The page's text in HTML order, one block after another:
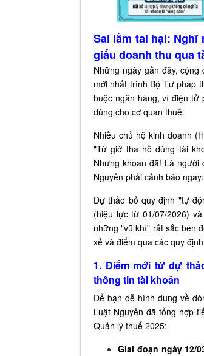
Sai lầm tai hại:
giấu doanh thu qua
Những ngày gần đây,
mới nhất trình Bộ Tư pháp
buộc ngân hàng, ví điện tử
dùng cho cơ quan thuế.
Nhiều chủ hộ kinh doanh
"Từ giờ tha hồ dùng tài
Nhưng khoan đã! Là
Nguyễn phải cảnh báo
Dự thảo bỏ quy định "tự
(hiệu lực từ 01/07/2026)
những "vũ khí" rất sắc bén
xẻ và điểm qua các quy
1. Điểm mới từ dự
thông tin tài khoản
Để bạn dễ hình dung về
Luật Nguyễn đã tổng hợp
Quản lý thuế 2025:
Giai đoạn ngày 12/